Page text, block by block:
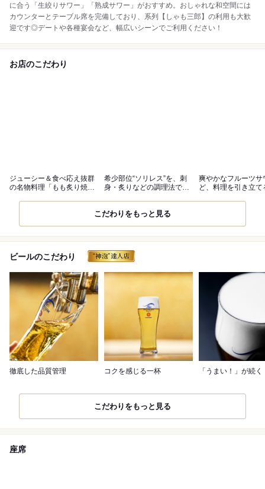
に合う「生絞りサワー」「熟成サワー」がおすすめ。おしゃれな和空間には
カウンターとテーブル席を完備しており、系列【しゃも三郎】の利用も大歓
迎です◎デートや各種宴会など、幅広いシーンでご利用ください！
お店のこだわり
ジューシー＆食べ応え抜群
の名物料理「もも炙り焼
希少部位“ソリレス”を、刺
身・炙りなどの調理法でご
爽やかなフルーツサ
ど、料理を引き立て
こだわりをもっと見る
ビールのこだわり
徹底した品質管理 コクを感じる一杯 「うまい！」が続く
こだわりをもっと見る
座席